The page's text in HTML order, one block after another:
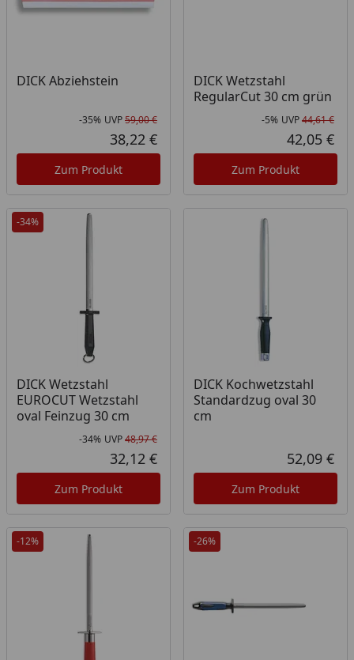
DICK Abziehstein
Rabatt in Prozent
-35%
Ursprünglicher Preis
UVP59,00 €
Aktueller Preis
38,22 €
Zum Produkt
DICK Wetzstahl
RegularCut 30 cm grün
-5% UVP44,61 €
42,05 €
Zum Produkt
-34%
DICK Wetzstahl
EUROCUT Wetzstahl
oval Feinzug 30 cm
Rabatt in Prozent
-34%
Ursprünglicher Preis
UVP48,97 €
Aktueller Preis
32,12 €
Zum Produkt
DICK Kochwetzstahl
Standardzug oval 30
cm
52,09 €
Zum Produkt
-12% -26%